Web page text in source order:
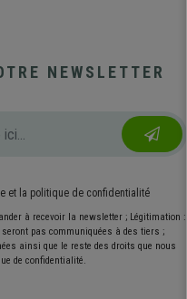
NEWSLETTER
et la politique de confidentialité
à recevoir la newsletter ; Légitimation :
pas communiquées à des tiers ;
ainsi que le reste des droits que nous
de confidentialité.